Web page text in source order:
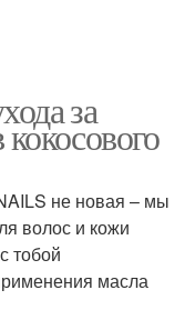
за
не новая – мы
волос и кожи
тобой
масла